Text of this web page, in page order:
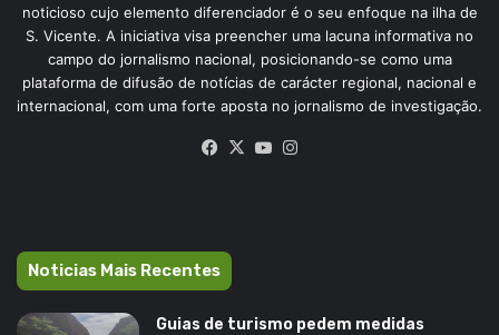
noticioso cujo elemento diferenciador é o seu enfoque na ilha de
S. Vicente. A iniciativa visa preencher uma lacuna informativa no
campo do jornalismo nacional, posicionando-se como uma
plataforma de difusão de notícias de carácter regional, nacional e
internacional, com uma forte aposta no jornalismo de investigação.
Facebook
X YouTube
Noticias Mais Recentes
Guias de turismo pedem medidas